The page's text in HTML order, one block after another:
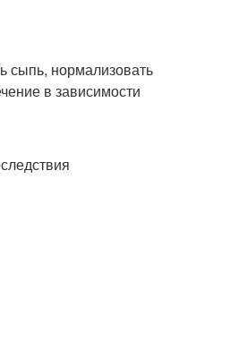
сыпь, нормализовать
в зависимости